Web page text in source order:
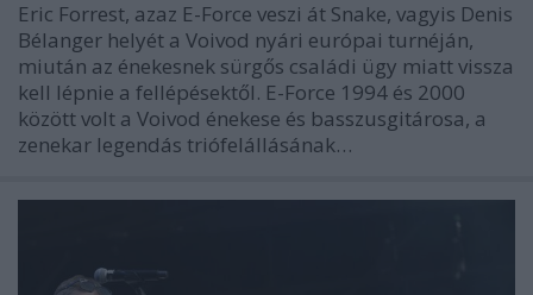
Eric Forrest, azaz E-Force veszi át Snake, vagyis Denis
Bélanger helyét a Voivod nyári európai turnéján,
miután az énekesnek sürgős családi ügy miatt vissza
kell lépnie a fellépésektől. E-Force 1994 és 2000
között volt a Voivod énekese és basszusgitárosa, a
zenekar legendás triófelállásának…